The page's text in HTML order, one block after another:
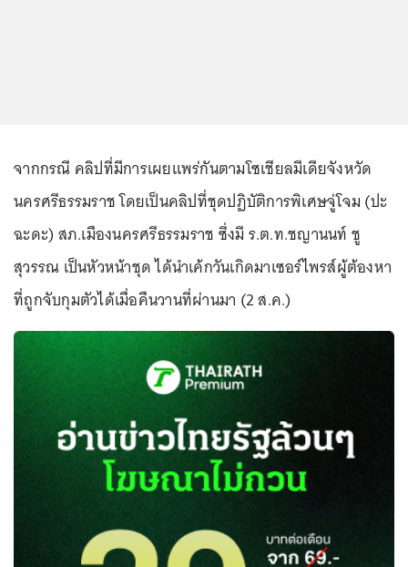
จากกรณี คลิปที่มีการเผยแพร่กันตามโซเชียลมีเดียจังหวัด
นครศรีธรรมราช โดยเป็นคลิปที่ชุดปฏิบัติการพิเศษจู่โจม (ปะ
ฉะดะ) สภ.เมืองนครศรีธรรมราช ซึ่งมี ร.ต.ท.ชญานนท์ ชู
สุวรรณ เป็นหัวหน้าชุด ได้นำเค้กวันเกิดมาเซอร์ไพรส์ผู้ต้องหา
ที่ถูกจับกุมตัวได้เมื่อคืนวานที่ผ่านมา (2 ส.ค.)